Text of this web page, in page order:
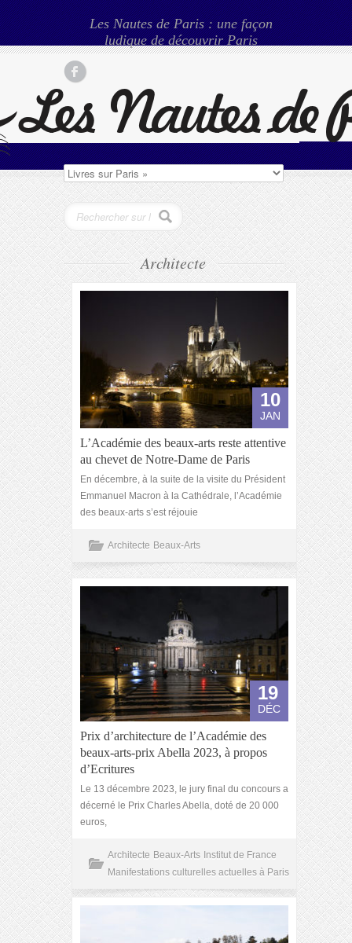
Les Nautes de Paris : une façon
ludique de découvrir Paris
Architecte
10
JAN
L’Académie des beaux-arts reste attentive
au chevet de Notre-Dame de Paris
En décembre, à la suite de la visite du Président
Emmanuel Macron à la Cathédrale, l’Académie
des beaux-arts s’est réjouie
Architecte Beaux-Arts
19
DÉC
Prix d’architecture de l’Académie des
beaux-arts-prix Abella 2023, à propos
d’Ecritures
Le 13 décembre 2023, le jury final du concours a
décerné le Prix Charles Abella, doté de 20 000
euros,
Architecte Beaux-Arts Institut de France
Manifestations culturelles actuelles à Paris